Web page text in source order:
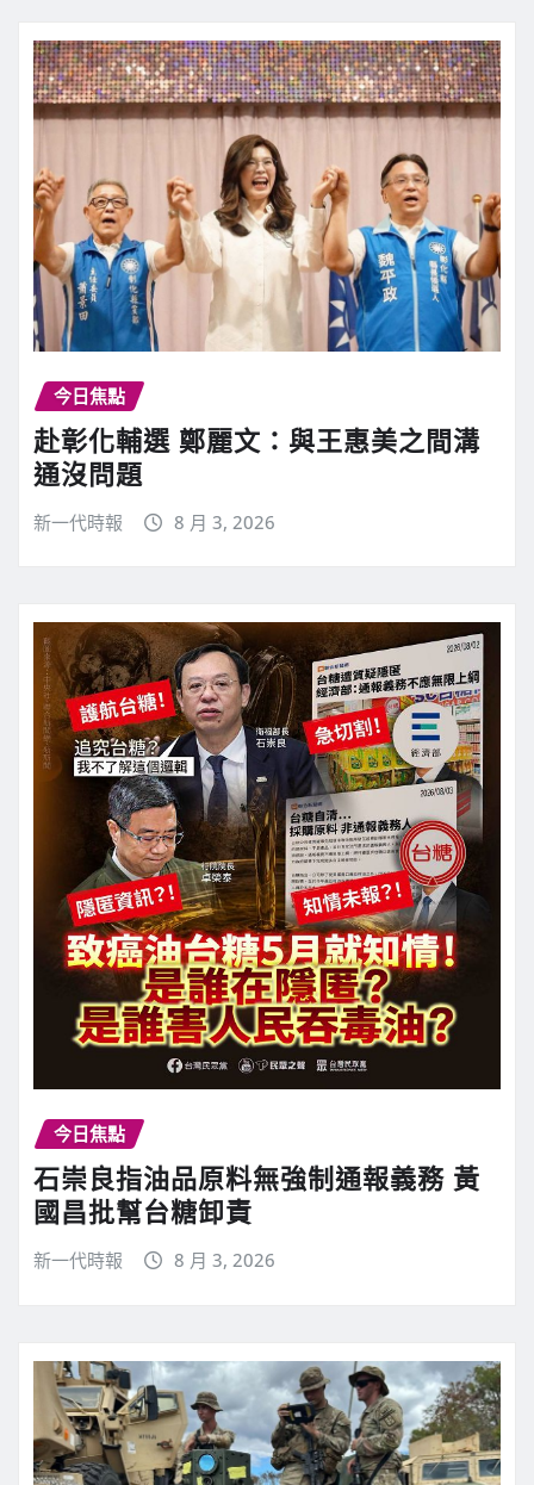
今日焦點
赴彰化輔選 鄭麗文：與王惠美之間溝
通沒問題
新一代時報 8 月 3, 2026
今日焦點
石崇良指油品原料無強制通報義務 黃
國昌批幫台糖卸責
新一代時報 8 月 3, 2026